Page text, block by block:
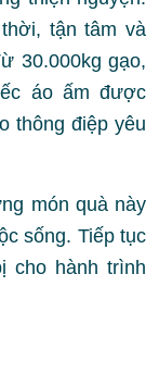
tận tâm và
30.000kg gạo,
áo ấm được
thông điệp yêu
món quà này
sống. Tiếp tục
cho hành trình